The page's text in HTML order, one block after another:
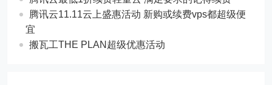
腾讯云11.11云上盛惠活动 新购或续费vps都超级便
宜
搬瓦工THE PLAN超级优惠活动